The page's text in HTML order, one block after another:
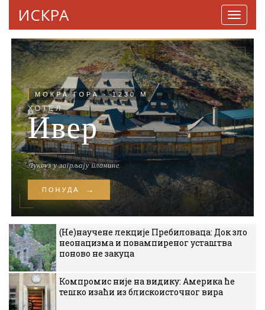
ИСКРА
(Не)научене лекције Пребиловаца: Док зло
неонацизма и повампиреног усташтва
поново не закуца
Компромис није на видику: Америка ће
тешко изаћи из блискоисточног вира